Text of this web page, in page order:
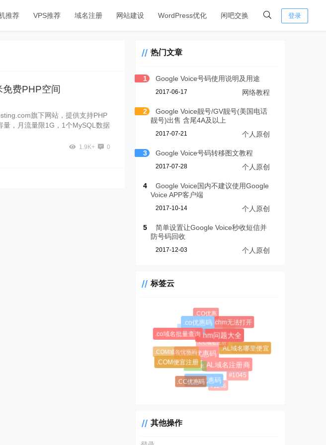
推荐 VPS推荐 域名注册 网站建设 WordPress优化 闲吧交换 登录
费PHP空间
旗下网站，提供支持PHP
，月流量限1G，1个MySQL数据
1.9K+ 0
热门文章
1 Google Voice号码使用说明及用途
2017-06-17 网络教程
2
Google Voice靓号/GV靓号(美国电话
靓号)出售 含尾4A及以上
2017-07-21 个人原创
3 Google Voice号码转移图文教程
2017-07-28 个人原创
4
Google Voice国内不建议使用Google
Voice APP客户端
2017-10-14 个人原创
5
简单设置让Google Voice秒收短信并
防号码回收
2017-12-03 个人原创
标签云
#1045
#1146
$0.99超级优惠码
.AL域名
.AL域名哪里便宜
.AL域名注册商
.asia优惠码
.CC优惠码
.CC域名
.CC域名注册
.CF
.chm无法打开
.chm问题大全
.COM优惠码
.COM便宜注册
.COM域名优惠码
.COM新购
.CO优惠
.co优惠码
.co域名批量查询
其他操作